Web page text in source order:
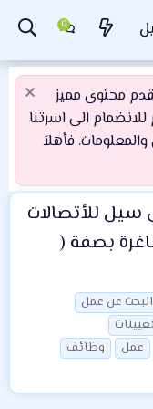
محتوى مميز
الى اسرتنا
والمعلومات. فأهلاَ
للأتصالات
بصفة (
البحث عن عمل
تعيينات
عمل
وظائف